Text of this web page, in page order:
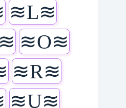
≋L≋
≋O≋
≋R≋
≋U≋